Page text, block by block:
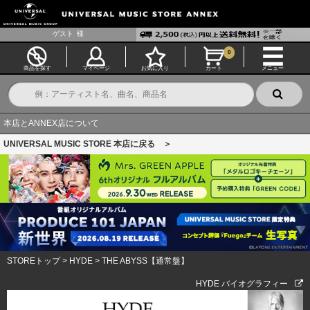
ゲスト 様
商品を探す マイページ お気に入り カート
0
メニュー
本店とANNEX店について
UNIVERSAL MUSIC STORE 本店に戻る ＞
STOREトップ> HYDE > THE ABYSS【通常盤】
HYDE バイオグラフィー